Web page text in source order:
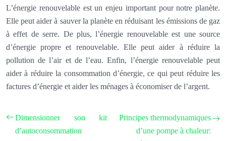
L’énergie renouvelable est un enjeu important pour notre planète.
Elle peut aider à sauver la planète en réduisant les émissions de gaz
à effet de serre. De plus, l’énergie renouvelable est une source
d’énergie propre et renouvelable. Elle peut aider à réduire la
pollution de l’air et de l’eau. Enfin, l’énergie renouvelable peut
aider à réduire la consommation d’énergie, ce qui peut réduire les
factures d’énergie et aider les ménages à économiser de l’argent.
Dimensionner son kit
d’autoconsommation
Principes thermodynamiques
d’une pompe à chaleur: